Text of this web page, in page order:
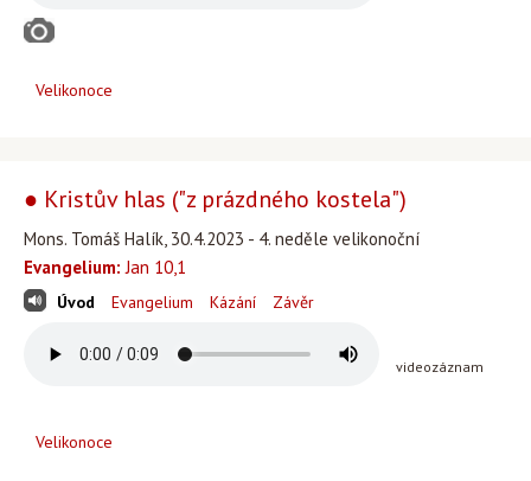
Velikonoce
● Kristův hlas ("z prázdného kostela")
Mons. Tomáš Halík, 30.4.2023 - 4. neděle velikonoční
Evangelium: Jan 10,1
Úvod Evangelium Kázání Závěr
videozáznam
Velikonoce